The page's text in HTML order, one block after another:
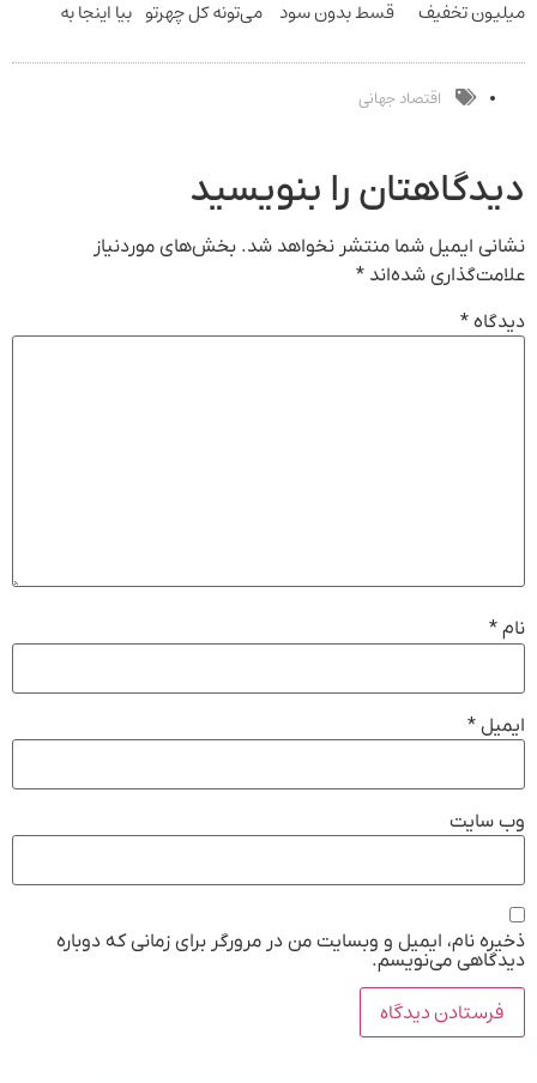
میلیون تخفیف
قسط بدون سود می‌تونه کل چهرتو
تغییر طبیعی
بیا اینجا به
بفروش*فقط
اقتصاد جهانی
دیدگاهتان را بنویسید
نشانی ایمیل شما منتشر نخواهد شد. بخش‌های موردنیاز
علامت‌گذاری شده‌اند *
دیدگاه *
نام *
ایمیل *
وب‌ سایت
ذخیره نام، ایمیل و وبسایت من در مرورگر برای زمانی که دوباره
دیدگاهی می‌نویسم.